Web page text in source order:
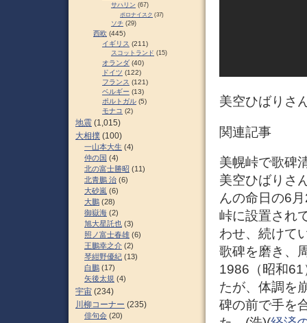
美空ひばりさ
関連記事
美幌峠で歌碑
美空ひばりさ
んの命日の6
峠に設置され
わせ、続けて
歌碑を磨き、
1986（昭和61
たが、体調を
碑の前で手を
サハリン (67)
ポロナイスク (37)
ソチ (29)
西欧 (445)
イギリス (211)
スコットランド (15)
オランダ (40)
ドイツ (122)
フランス (121)
ベルギー (13)
ポルトガル (5)
モナコ (2)
地震 (1,015)
大相撲 (100)
一山本大生 (4)
仲の国 (4)
北の富士勝昭 (11)
北青鵬 治 (6)
大砂嵐 (6)
大鵬 (28)
御嶽海 (2)
旭大星託也 (3)
照ノ富士春雄 (6)
王鵬幸之介 (2)
琴紺野優紀 (13)
白鵬 (17)
矢後太規 (4)
宇宙 (234)
川柳コーナー (235)
俳句会 (20)